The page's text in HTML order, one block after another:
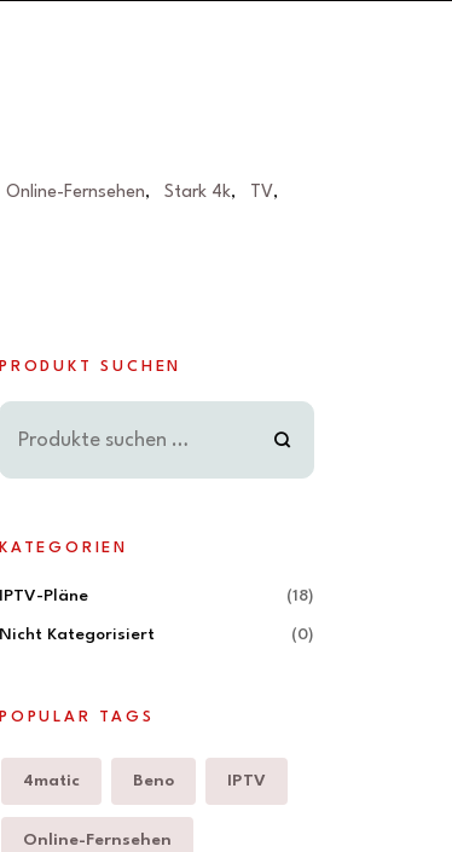
Online-Fernsehen, Stark 4k, TV,
PRODUKT SUCHEN
KATEGORIEN
IPTV-Pläne (18)
Nicht Kategorisiert (0)
POPULAR TAGS
4matic Beno IPTV
Online-Fernsehen